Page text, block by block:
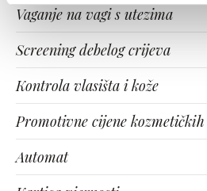
Vaganje na vagi s utezima
Screening debelog crijeva
Kontrola vlasišta i kože
Promotivne cijene
Automat